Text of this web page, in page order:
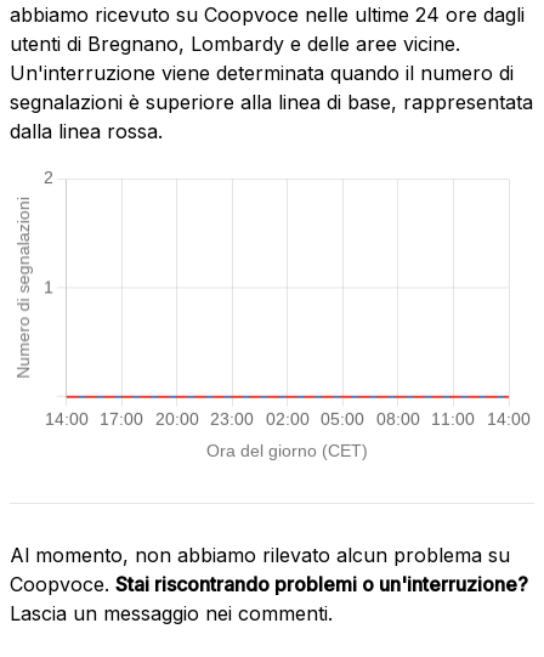
abbiamo ricevuto su Coopvoce nelle ultime 24 ore dagli
utenti di Bregnano, Lombardy e delle aree vicine.
Un'interruzione viene determinata quando il numero di
segnalazioni è superiore alla linea di base, rappresentata
dalla linea rossa.
Al momento, non abbiamo rilevato alcun problema su
Coopvoce. Stai riscontrando problemi o un'interruzione?
Lascia un messaggio nei commenti.